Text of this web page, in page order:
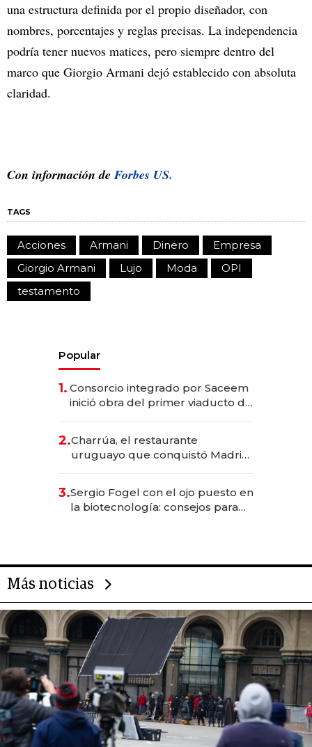
una estructura definida por el propio diseñador, con
nombres, porcentajes y reglas precisas. La independencia
podría tener nuevos matices, pero siempre dentro del
marco que Giorgio Armani dejó establecido con absoluta
claridad.
Con información deForbes US.
TAGS
Acciones Armani Dinero
Empresa
Giorgio Armani
Lujo Moda
OPI
testamento
Popular
1. Consorcio integrado por Saceem
inició obra del primer viaducto de
millones
2.Charrúa, el restaurante
uruguayo que conquistó Madrid:
anticipación y prepara apertura
3.Sergio Fogel con el ojo puesto en
la biotecnología: consejos para
Más noticias